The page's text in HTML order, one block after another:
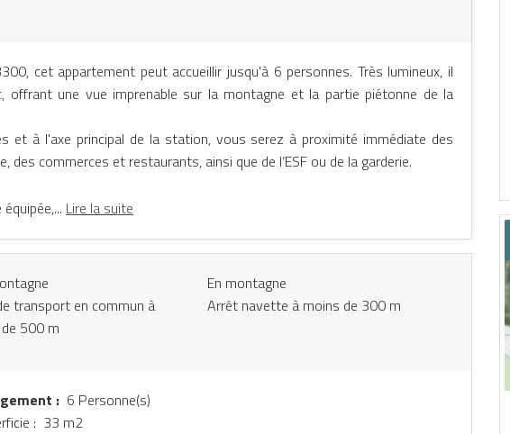
cet appartement peut accueillir jusqu'à 6 personnes. Très lumineux, il
offrant une vue imprenable sur la montagne et la partie piétonne de la
et à l'axe principal de la station, vous serez à proximité immédiate des
des commerces et restaurants, ainsi que de l’ESF ou de la garderie.
Lire la suite
En montagne
transport en commun à
500 m
Arrêt navette à moins de 300 m
: 6 Personne(s)
: 33 m2